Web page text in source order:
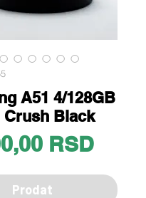
A51 4/128GB
Black
RSDPrice
Prodat